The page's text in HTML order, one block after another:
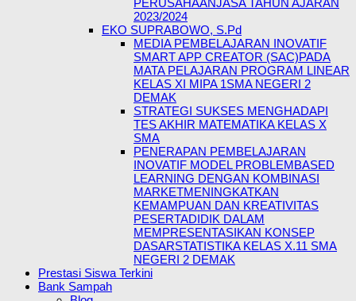
PERUSAHAANJASA TAHUN AJARAN
2023/2024
EKO SUPRABOWO, S.Pd
MEDIA PEMBELAJARAN INOVATIF
SMART APP CREATOR (SAC)PADA
MATA PELAJARAN PROGRAM LINEAR
KELAS XI MIPA 1SMA NEGERI 2
DEMAK
STRATEGI SUKSES MENGHADAPI
TES AKHIR MATEMATIKA KELAS X
SMA
PENERAPAN PEMBELAJARAN
INOVATIF MODEL PROBLEMBASED
LEARNING DENGAN KOMBINASI
MARKETMENINGKATKAN
KEMAMPUAN DAN KREATIVITAS
PESERTADIDIK DALAM
MEMPRESENTASIKAN KONSEP
DASARSTATISTIKA KELAS X.11 SMA
NEGERI 2 DEMAK
Prestasi Siswa Terkini
Bank Sampah